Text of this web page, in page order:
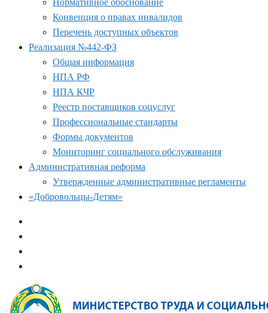
Нормативное обоснование
Конвенция о правах инвалидов
Перечень доступных объектов
Реализация №442-ФЗ
Общая информация
НПА РФ
НПА КЧР
Реестр поставщиков соцуслуг
Профессиональные стандарты
Формы документов
Мониторинг социального обслуживания
Административная реформа
Утвержденные административные регламенты
«Добровольцы-Детям»